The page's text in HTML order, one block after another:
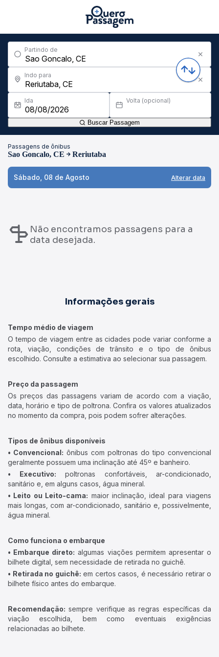
Partindo de
Indo para
Ida Volta (opcional)
Buscar Passagem
Passagens de ônibus
Sao Goncalo, CE Reriutaba
Sábado, 08 de Agosto Alterar data
Não encontramos passagens para a
data desejada.
Informações gerais
Tempo médio de viagem
O tempo de viagem entre as cidades pode variar conforme a
rota, viação, condições de trânsito e o tipo de ônibus
escolhido. Consulte a estimativa ao selecionar sua passagem.
Preço da passagem
Os preços das passagens variam de acordo com a viação,
data, horário e tipo de poltrona. Confira os valores atualizados
no momento da compra, pois podem sofrer alterações.
Tipos de ônibus disponíveis
• Convencional: ônibus com poltronas do tipo convencional
geralmente possuem uma inclinação até 45º e banheiro.
• Executivo: poltronas confortáveis, ar-condicionado,
sanitário e, em alguns casos, água mineral.
• Leito ou Leito-cama: maior inclinação, ideal para viagens
mais longas, com ar-condicionado, sanitário e, possivelmente,
água mineral.
Como funciona o embarque
• Embarque direto: algumas viações permitem apresentar o
bilhete digital, sem necessidade de retirada no guichê.
• Retirada no guichê: em certos casos, é necessário retirar o
bilhete físico antes do embarque.
Recomendação: sempre verifique as regras específicas da
viação escolhida, bem como eventuais exigências
relacionadas ao bilhete.